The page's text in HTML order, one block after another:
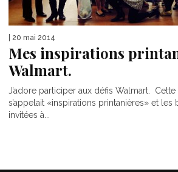
| 20 mai 2014
Mes inspirations
Walmart.
J’adore participer aux défis Walmart.
s’appelait «inspirations printanières» et les
invitées à...